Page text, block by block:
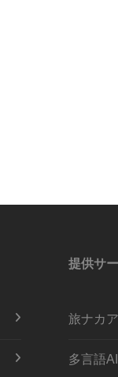
提供サ
旅ナカ
多言語